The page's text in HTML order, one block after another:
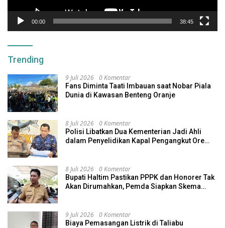
00:00 38:45
Trending
9 Juli 2026 0 Komentar
Fans Diminta Taati Imbauan saat Nobar Piala
Dunia di Kawasan Benteng Oranje
8 Juli 2026 0 Komentar
Polisi Libatkan Dua Kementerian Jadi Ahli
dalam Penyelidikan Kapal Pengangkut Ore
8 Juli 2026 0 Komentar
Bupati Haltim Pastikan PPPK dan Honorer Tak
Akan Dirumahkan, Pemda Siapkan Skema
9 Juli 2026 0 Komentar
Biaya Pemasangan Listrik di Taliabu